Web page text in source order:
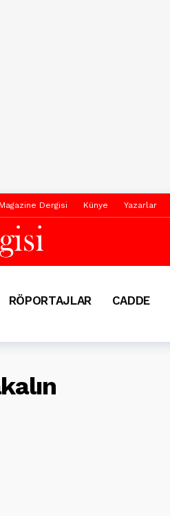
Dergisi Künye Yazarlar
RÖPORTAJLAR CADDE